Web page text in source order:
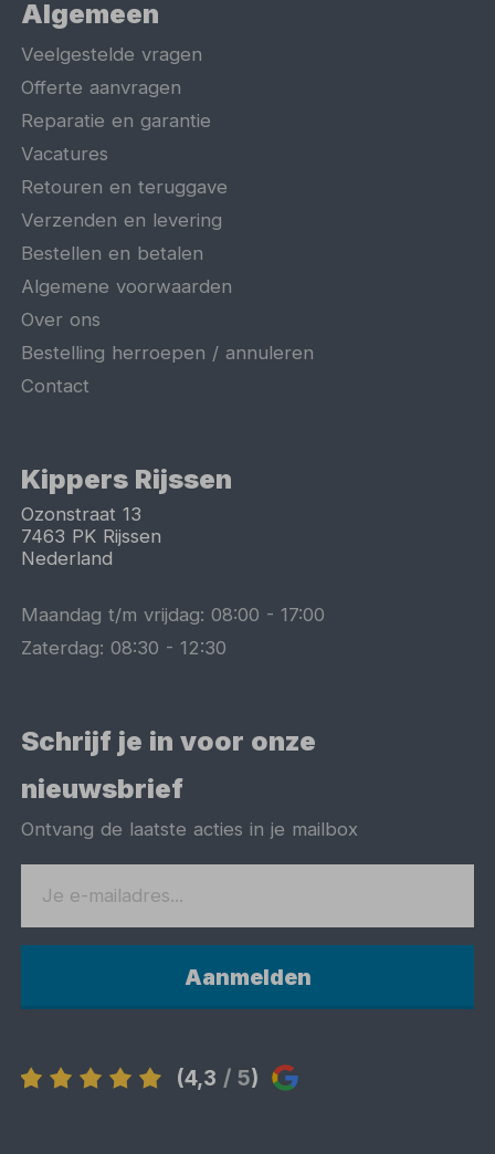
Algemeen
Veelgestelde vragen
Offerte aanvragen
Reparatie en garantie
Vacatures
Retouren en teruggave
Verzenden en levering
Bestellen en betalen
Algemene voorwaarden
Over ons
Bestelling herroepen / annuleren
Contact
Kippers Rijssen
Ozonstraat 13
7463 PK Rijssen
Nederland
Maandag t/m vrijdag:08:00 -17:00
Zaterdag:08:30 -12:30
Schrijf je in voor onze
nieuwsbrief
Ontvang de laatste acties in je mailbox
Aanmelden
(4,3 / 5)